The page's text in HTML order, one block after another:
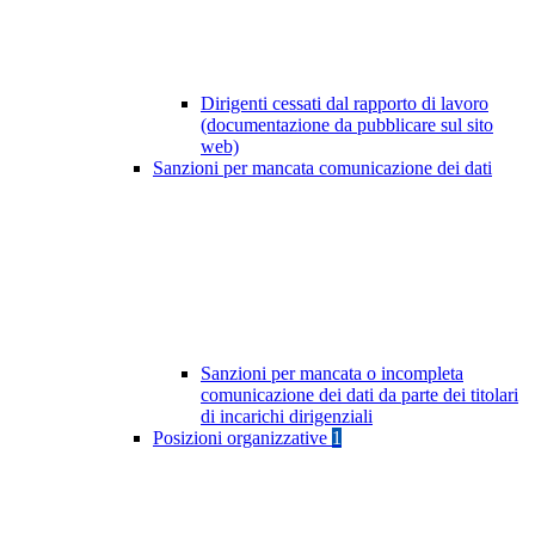
Dirigenti cessati dal rapporto di lavoro
(documentazione da pubblicare sul sito
web)
Sanzioni per mancata comunicazione dei dati
Sanzioni per mancata o incompleta
comunicazione dei dati da parte dei titolari
di incarichi dirigenziali
Posizioni organizzative 1